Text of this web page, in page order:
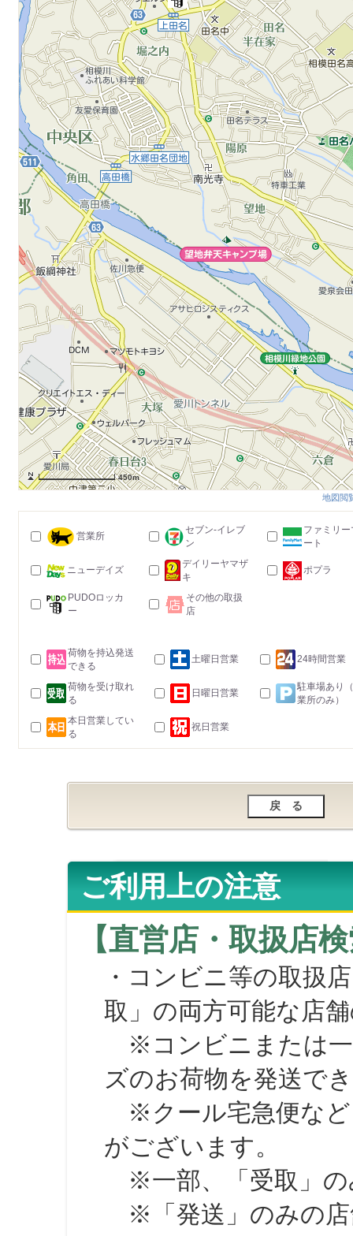
450m
地図閲
営業所
セブン-イレブ
ン
ファミリー
ート
ニューデイズ
デイリーヤマザ
キ
ポプラ
PUDOロッカ
ー
その他の取扱
店
荷物を持込発送
できる
土曜日営業 24時間営業
荷物を受け取れ
る
日曜日営業
駐車場あり
業所のみ）
本日営業してい
る
祝日営業
ご利用上の注意
【直営店・取扱店
・コンビニ等の取扱
取」の両方可能な店
※コンビニまたは一
ズのお荷物を発送で
※クール宅急便など
がございます。
※一部、「受取」の
※「発送」のみの店